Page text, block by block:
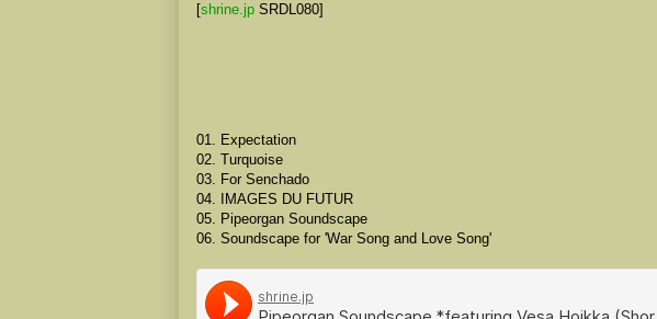
[shrine.jp SRDL080]
01. Expectation
02. Turquoise
03. For Senchado
04. IMAGES DU FUTUR
05. Pipeorgan Soundscape
06. Soundscape for 'War Song and Love Song'